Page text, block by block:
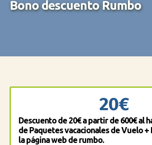
Bono descuento Rumbo
20€
Descuento de 20€ a partir de 600€ al
de Paquetes vacacionales de Vuelo
la página web de rumbo.